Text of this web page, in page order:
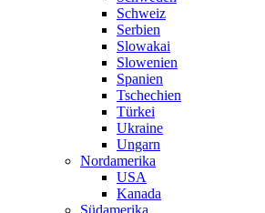
Schweiz
Serbien
Slowakai
Slowenien
Spanien
Tschechien
Türkei
Ukraine
Ungarn
Nordamerika
USA
Kanada
Südamerika